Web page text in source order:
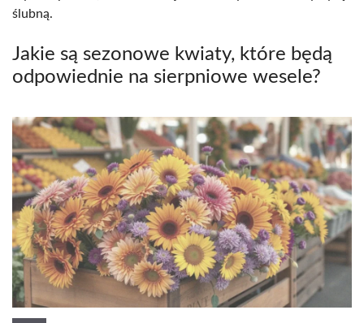
ślubną.
Jakie są sezonowe kwiaty, które będą
odpowiednie na sierpniowe wesele?